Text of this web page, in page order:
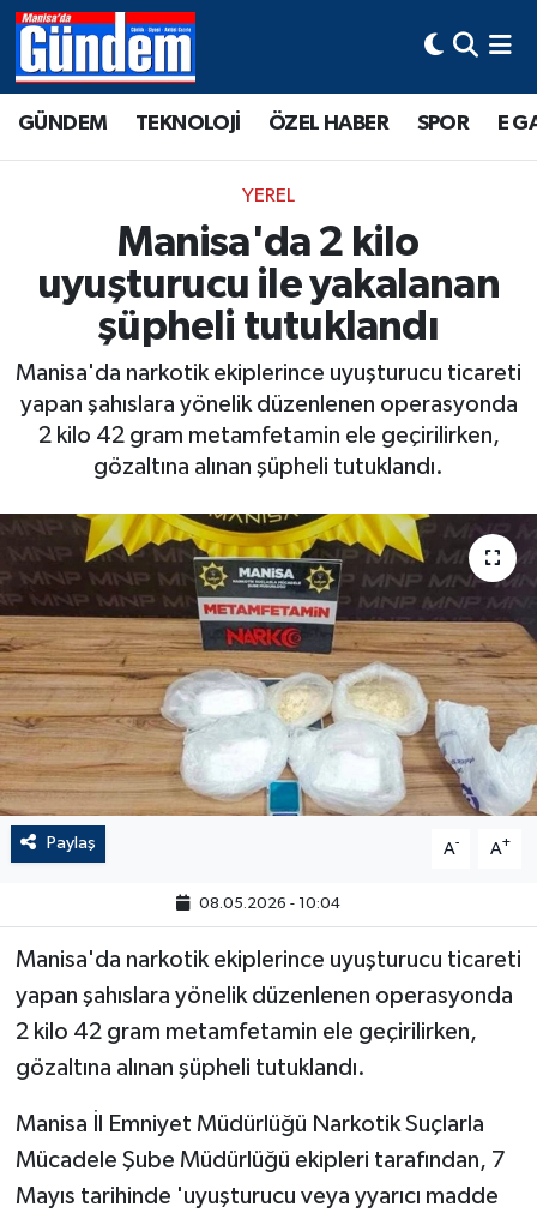
GÜNDEM TEKNOLOJİ ÖZEL HABER SPOR E
YEREL
Manisa'da 2 kilo
uyuşturucu ile yakalanan
şüpheli tutuklandı
Manisa'da narkotik ekiplerince uyuşturucu ticareti
yapan şahıslara yönelik düzenlenen operasyonda
2 kilo 42 gram metamfetamin ele geçirilirken,
gözaltına alınan şüpheli tutuklandı.
Paylaş A- A+
08.05.2026 - 10:04
Manisa'da narkotik ekiplerince uyuşturucu ticareti
yapan şahıslara yönelik düzenlenen operasyonda
2 kilo 42 gram metamfetamin ele geçirilirken,
gözaltına alınan şüpheli tutuklandı.
Manisa İl Emniyet Müdürlüğü Narkotik Suçlarla
Mücadele Şube Müdürlüğü ekipleri tarafından, 7
Mayıs tarihinde 'uyuşturucu veya yyarıcı madde
Manisa Hava Durumu
Tüm Manşetler
Son Dakika Haberleri
Haber Arşivi